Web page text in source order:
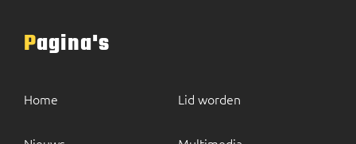
Pagina's
Home Lid worden